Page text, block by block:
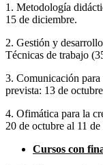
1. Metodología
15 de diciembre.
2. Gestión y
Técnicas de trabajo
3. Comunicación para
prevista: 13 de
4. Ofimática para la
20 de octubre al 11
Cursos con